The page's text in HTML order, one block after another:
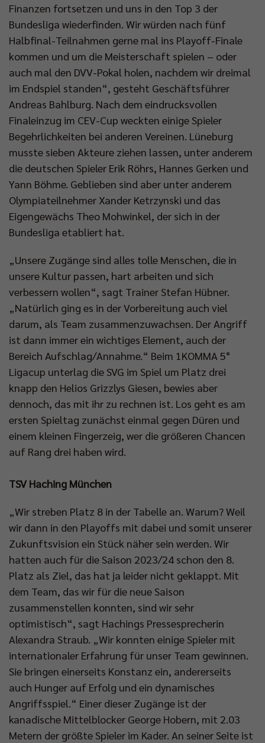
Finanzen fortsetzen und uns in den Top 3 der
Bundesliga wiederfinden. Wir würden nach fünf
Halbfinal-Teilnahmen gerne mal ins Playoff-Finale
kommen und um die Meisterschaft spielen – oder
auch mal den DVV-Pokal holen, nachdem wir dreimal
im Endspiel standen“, gesteht Geschäftsführer
Andreas Bahlburg. Nach dem eindrucksvollen
Finaleinzug im CEV-Cup weckten einige Spieler
Begehrlichkeiten bei anderen Vereinen. Lüneburg
musste sieben Akteure ziehen lassen, unter anderem
die deutschen Spieler Erik Röhrs, Hannes Gerken und
Yann Böhme. Geblieben sind aber unter anderem
Olympiateilnehmer Xander Ketrzynski und das
Eigengewächs Theo Mohwinkel, der sich in der
Bundesliga etabliert hat.
„Unsere Zugänge sind alles tolle Menschen, die in
unsere Kultur passen, hart arbeiten und sich
verbessern wollen“, sagt Trainer Stefan Hübner.
„Natürlich ging es in der Vorbereitung auch viel
darum, als Team zusammenzuwachsen. Der Angriff
ist dann immer ein wichtiges Element, auch der
Bereich Aufschlag/Annahme.“ Beim 1KOMMA 5°
Ligacup unterlag die SVG im Spiel um Platz drei
knapp den Helios Grizzlys Giesen, bewies aber
dennoch, das mit ihr zu rechnen ist. Los geht es am
ersten Spieltag zunächst einmal gegen Düren und
einem kleinen Fingerzeig, wer die größeren Chancen
auf Rang drei haben wird.
TSV Haching München
„Wir streben Platz 8 in der Tabelle an. Warum? Weil
wir dann in den Playoffs mit dabei und somit unserer
Zukunftsvision ein Stück näher sein werden. Wir
hatten auch für die Saison 2023/24 schon den 8.
Platz als Ziel, das hat ja leider nicht geklappt. Mit
dem Team, das wir für die neue Saison
zusammenstellen konnten, sind wir sehr
optimistisch“, sagt Hachings Pressesprecherin
Alexandra Straub. „Wir konnten einige Spieler mit
internationaler Erfahrung für unser Team gewinnen.
Sie bringen einerseits Konstanz ein, andererseits
auch Hunger auf Erfolg und ein dynamisches
Angriffsspiel.“ Einer dieser Zugänge ist der
kanadische Mittelblocker George Hobern, mit 2.03
Metern der größte Spieler im Kader. An seiner Seite ist